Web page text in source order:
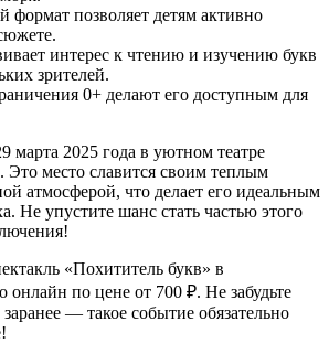
формат позволяет детям активно
интерес к чтению и изучению букв
зрителей.
0+ делают его доступным для
марта 2025 года в уютном театре
Это место славится своим теплым
атмосферой, что делает его идеальным
Не упустите шанс стать частью этого
«Похититель букв» в
по цене от 700 ₽. Не забудьте
— такое событие обязательно